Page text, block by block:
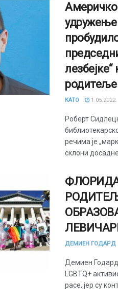
удружење
родитеље
КАТО 1.05.2022.
Роберт
речима је
склони досадне
ДЕМИЕН ГОДАРД
Демиен
LGBTQ+
расе, јер су